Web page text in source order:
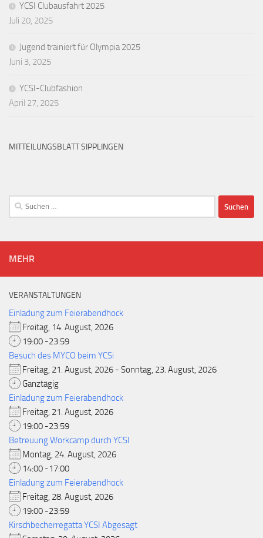
YCSI Clubausfahrt 2025
Juli 20, 2025
Jugend trainiert für Olympia 2025
Juni 3, 2025
YCSI-Clubfashion
April 27, 2025
MITTEILUNGSBLATT SIPPLINGEN
Suchen
nach:
MEHR
VERANSTALTUNGEN
Einladung zum Feierabendhock
Freitag, 14. August, 2026
19:00 -23:59
Besuch des MYCO beim YCSi
Freitag, 21. August, 2026 - Sonntag, 23. August, 2026
Ganztägig
Einladung zum Feierabendhock
Freitag, 21. August, 2026
19:00 -23:59
Betreuung Workcamp durch YCSI
Montag, 24. August, 2026
14:00 -17:00
Einladung zum Feierabendhock
Freitag, 28. August, 2026
19:00 -23:59
Kirschbecherregatta YCSI Abgesagt